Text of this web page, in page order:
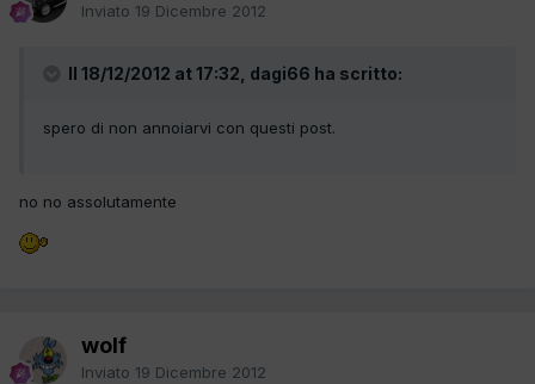
Inviato 19 Dicembre 2012
Il 18/12/2012 at 17:32, dagi66 ha scritto:
spero di non annoiarvi con questi post.
no no assolutamente
wolf
Inviato 19 Dicembre 2012